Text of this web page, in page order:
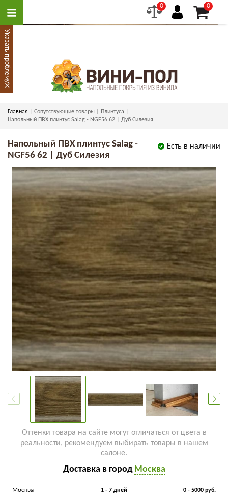
0 0
Главная Сопутствующие товары
Плинтуса
Напольный ПВХ плинтус Salag - NGF56 62 | Дуб Силезия
Есть в наличии
Напольный ПВХ плинтус Salag -
NGF56 62 | Дуб Силезия
Оттенки товара на сайте могут отличаться от цвета в
реальности, рекомендуем выбирать товары в нашем
салоне.
Доставка в город Москва
Москва 1 - 7 дней 0 - 5000 руб.
Указать проблему
×